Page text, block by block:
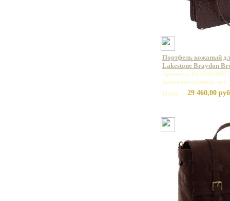
Портфель кожаный
Lakestone Braydon
Артикул: 943024/BRC
Базовая единица: шт
Цена:
29 460,00